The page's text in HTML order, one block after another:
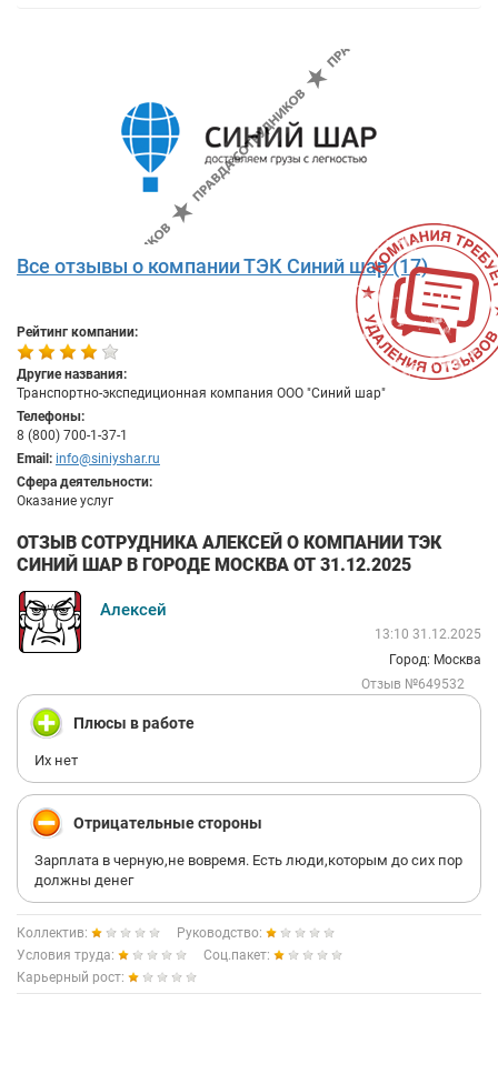
Все отзывы о компании ТЭК Синий шар (17)
Рейтинг компании:
Другие названия:
Транспортно-экспедиционная компания ООО "Синий шар"
Телефоны:
8 (800) 700-1-37-1
Email: info@siniyshar.ru
Сфера деятельности:
Оказание услуг
ОТЗЫВ СОТРУДНИКА АЛЕКСЕЙ О КОМПАНИИ ТЭК
СИНИЙ ШАР В ГОРОДЕ МОСКВА ОТ 31.12.2025
Алексей
13:10 31.12.2025
Город: Москва
Отзыв №649532
Плюсы в работе
Их нет
Отрицательные стороны
Зарплата в черную,не вовремя. Есть люди,которым до сих пор
должны денег
Коллектив:
Руководство:
Условия труда:
Соц.пакет:
Карьерный рост: